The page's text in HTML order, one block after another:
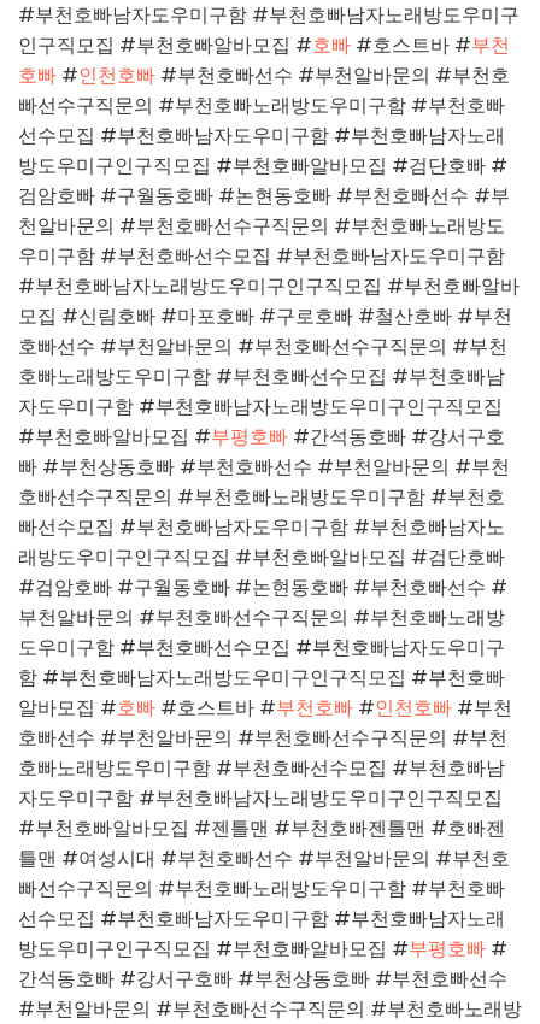
#부천호빠남자도우미구함 #부천호빠남자노래방도우미구
인구직모집 #부천호빠알바모집 #호빠 #호스트바 #부천
호빠 #인천호빠 #부천호빠선수 #부천알바문의 #부천호
빠선수구직문의 #부천호빠노래방도우미구함 #부천호빠
선수모집 #부천호빠남자도우미구함 #부천호빠남자노래
방도우미구인구직모집 #부천호빠알바모집 #검단호빠 #
검암호빠 #구월동호빠 #논현동호빠 #부천호빠선수 #부
천알바문의 #부천호빠선수구직문의 #부천호빠노래방도
우미구함 #부천호빠선수모집 #부천호빠남자도우미구함
#부천호빠남자노래방도우미구인구직모집 #부천호빠알바
모집 #신림호빠 #마포호빠 #구로호빠 #철산호빠 #부천
호빠선수 #부천알바문의 #부천호빠선수구직문의 #부천
호빠노래방도우미구함 #부천호빠선수모집 #부천호빠남
자도우미구함 #부천호빠남자노래방도우미구인구직모집
#부천호빠알바모집 #부평호빠 #간석동호빠 #강서구호
빠 #부천상동호빠 #부천호빠선수 #부천알바문의 #부천
호빠선수구직문의 #부천호빠노래방도우미구함 #부천호
빠선수모집 #부천호빠남자도우미구함 #부천호빠남자노
래방도우미구인구직모집 #부천호빠알바모집 #검단호빠
#검암호빠 #구월동호빠 #논현동호빠 #부천호빠선수 #
부천알바문의 #부천호빠선수구직문의 #부천호빠노래방
도우미구함 #부천호빠선수모집 #부천호빠남자도우미구
함 #부천호빠남자노래방도우미구인구직모집 #부천호빠
알바모집 #호빠 #호스트바 #부천호빠 #인천호빠 #부천
호빠선수 #부천알바문의 #부천호빠선수구직문의 #부천
호빠노래방도우미구함 #부천호빠선수모집 #부천호빠남
자도우미구함 #부천호빠남자노래방도우미구인구직모집
#부천호빠알바모집 #젠틀맨 #부천호빠젠틀맨 #호빠젠
틀맨 #여성시대 #부천호빠선수 #부천알바문의 #부천호
빠선수구직문의 #부천호빠노래방도우미구함 #부천호빠
선수모집 #부천호빠남자도우미구함 #부천호빠남자노래
방도우미구인구직모집 #부천호빠알바모집 #부평호빠 #
간석동호빠 #강서구호빠 #부천상동호빠 #부천호빠선수
#부천알바문의 #부천호빠선수구직문의 #부천호빠노래방